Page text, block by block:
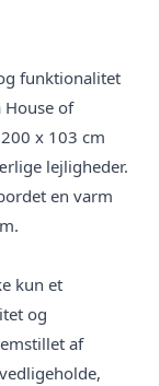
funktionalitet
House of
x 103 cm
lejligheder.
en varm
kun et
og
af